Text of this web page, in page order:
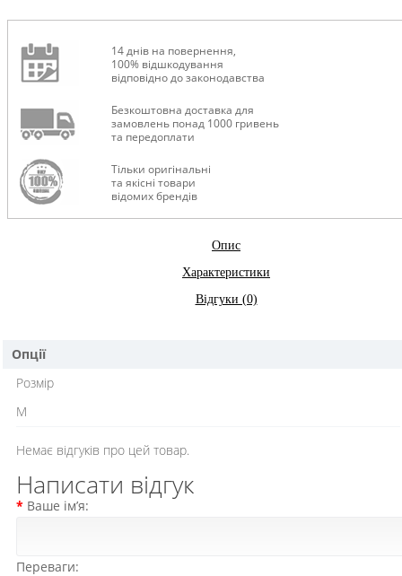
14 днів на повернення,
100% відшкодування
відповідно до законодавства
Безкоштовна доставка для
замовлень понад 1000 гривень
та передоплати
Тільки оригінальні
та якісні товари
відомих брендів
Опис
Характеристики
Відгуки (0)
Опції
Розмір
M
Немає відгуків про цей товар.
Написати відгук
Ваше ім’я:
Переваги: